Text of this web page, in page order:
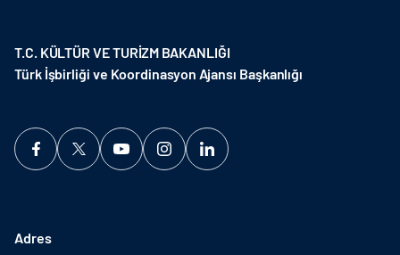
T.C. KÜLTÜR VE TURİZM BAKANLIĞI
Türk İşbirliği ve Koordinasyon Ajansı Başkanlığı
Adres